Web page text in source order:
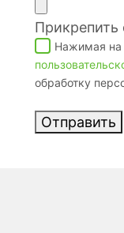
Прикрепить
Нажимая на
обработку
Отправить